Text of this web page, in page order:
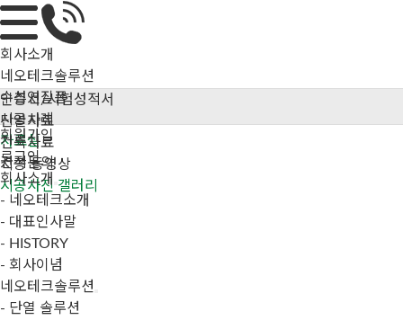
회사소개
네오테크솔루션
수성연질폼
시공사례
자료실
견적문의
인증서/시험성적서
단열자료
건축자료
시공 동영상
시공사진 갤러리
회원가입
로그인
회사소개
- 네오테크소개
- 대표인사말
- HISTORY
- 회사이념
네오테크솔루션
- 단열 솔루션